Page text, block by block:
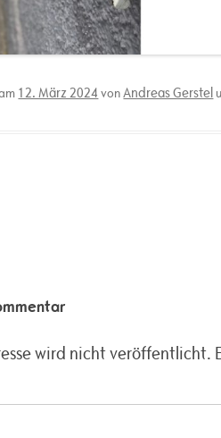
12. März 2024 vonAndreas Gerstel
wird nicht veröffentlicht.